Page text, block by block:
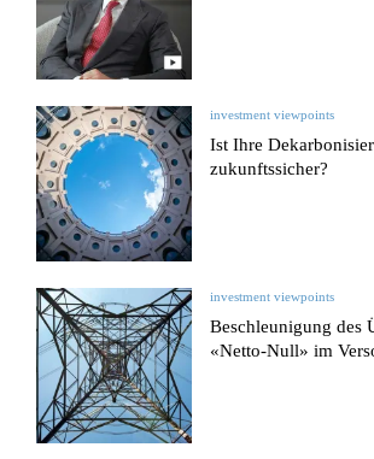
investment viewpoints
Ist Ihre
zukunftssicher?
investment viewpoints
Beschleunigung des
«Netto-Null» im